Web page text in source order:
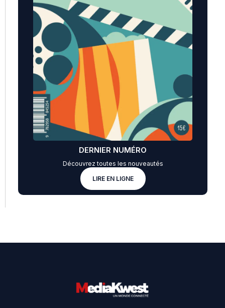
DERNIER NUMÉRO
Découvrez toutes les nouveautés
LIRE EN LIGNE